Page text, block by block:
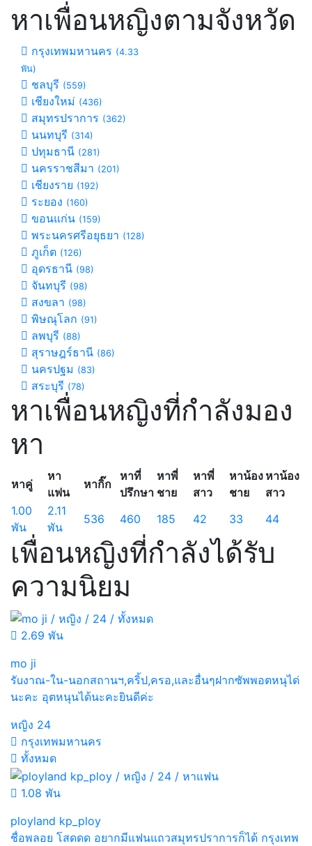
หาเพื่อนหญิงตามจังหวัด
กรุงเทพมหานคร (4.33
พัน)
ชลบุรี (559)
เชียงใหม่ (436)
สมุทรปราการ (362)
นนทบุรี (314)
ปทุมธานี (281)
นครราชสีมา (201)
เชียงราย (192)
ระยอง (160)
ขอนแก่น (159)
พระนครศรีอยุธยา (128)
ภูเก็ต (126)
อุดรธานี (98)
จันทบุรี (98)
สงขลา (98)
พิษณุโลก (91)
ลพบุรี (88)
สุราษฎร์ธานี (86)
นครปฐม (83)
สระบุรี (78)
หาเพื่อนหญิงที่กำลังมอง
หา
หาคู่
หา
แฟน
หากิ๊ก
หาที่
ปรึกษา
หาพี่
ชาย
หาพี่
สาว
หาน้อง
ชาย
หาน้อง
สาว
1.00
พัน
2.11
พัน
536 460 185 42 33 44
เพื่อนหญิงที่กำลังได้รับ
ความนิยม
2.69 พัน
mo ji
รัuงาณ-ใน-นอกสถานฯ,คริ้ป,ครอ,และอื่นๆฝากซัพพอตหนุได่
นะคะ อุตหนุนได้นะคะยินดีค่ะ
หญิง 24
กรุงเทพมหานคร
ทั้งหมด
1.08 พัน
ployland kp_ploy
ชื่อพลอย โสดดด อยากมีแฟนแถวสมุทรปราการก็ได้ กรุงเทพ